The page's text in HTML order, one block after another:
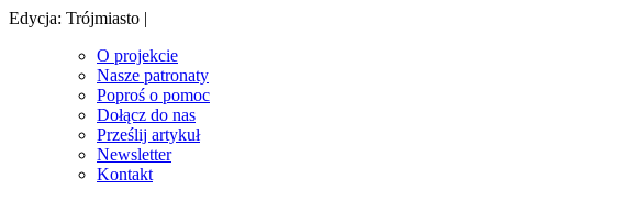
Edycja: Trójmiasto |
O projekcie
Nasze patronaty
Poproś o pomoc
Dołącz do nas
Prześlij artykuł
Newsletter
Kontakt